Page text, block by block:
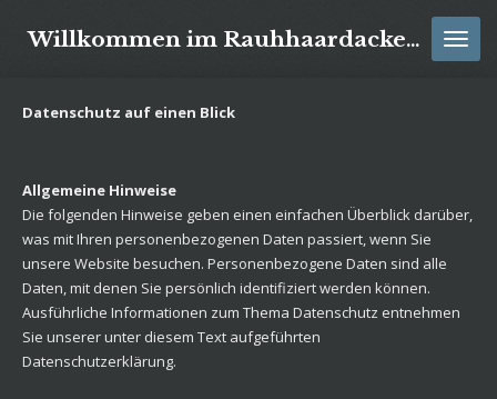
Hauptinhalt
Willkommen im Rauhhaardackel Zwinger vom Kistenblick
Datenschutz auf einen Blick
Allgemeine Hinweise
Die folgenden Hinweise geben einen einfachen Überblick darüber,
was mit Ihren personenbezogenen Daten passiert, wenn Sie
unsere Website besuchen. Personenbezogene Daten sind alle
Daten, mit denen Sie persönlich identifiziert werden können.
Ausführliche Informationen zum Thema Datenschutz entnehmen
Sie unserer unter diesem Text aufgeführten
Datenschutzerklärung.